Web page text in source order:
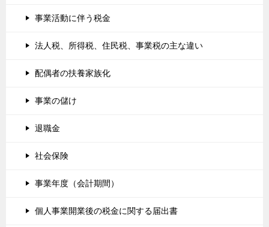
事業活動に伴う税金
法人税、所得税、住民税、事業税の主な違い
配偶者の扶養家族化
事業の儲け
退職金
社会保険
事業年度（会計期間）
個人事業開業後の税金に関する届出書